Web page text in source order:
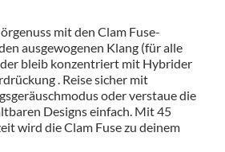
mit den Clam Fuse-
ausgewogenen Klang (für alle
bleib konzentriert mit Hybrider
. Reise sicher mit
oder verstaue die
Designs einfach. Mit 45
wird die Clam Fuse zu deinem